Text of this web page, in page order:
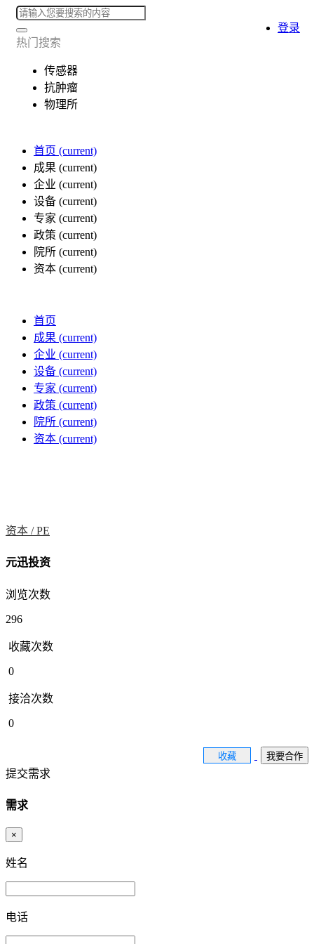
热门搜索
传感器
抗肿瘤
物理所
首页 (current)
成果 (current)
企业 (current)
设备 (current)
专家 (current)
政策 (current)
院所 (current)
资本 (current)
登录
首页
成果 (current)
企业 (current)
设备 (current)
专家 (current)
政策 (current)
院所 (current)
资本 (current)
资本 /PE
元迅投资
浏览次数
296
收藏次数
0
接洽次数
0
收藏 我要合作
提交需求
需求
×
姓名
电话